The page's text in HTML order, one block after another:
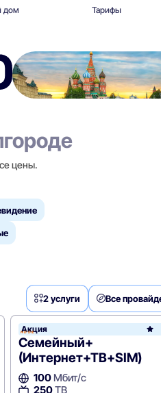
дом Тарифы
цены.
2 услуги Все
МТС
Акция
Семейный+
(Интернет+ТВ+SIM)
100 Мбит/с